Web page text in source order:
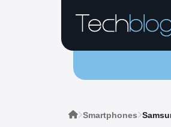
Smartphones